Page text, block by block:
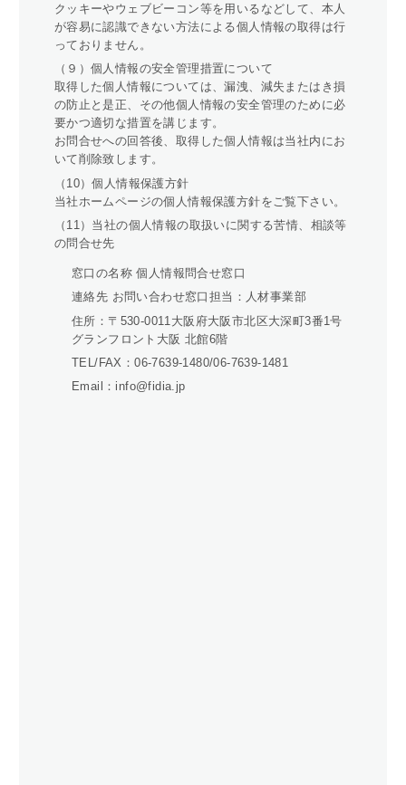
クッキーやウェブビーコン等を用いるなどして、本人
が容易に認識できない方法による個人情報の取得は行
っておりません。
（９）個人情報の安全管理措置について
取得した個人情報については、漏洩、減失またはき損
の防止と是正、その他個人情報の安全管理のために必
要かつ適切な措置を講じます。
お問合せへの回答後、取得した個人情報は当社内にお
いて削除致します。
（10）個人情報保護方針
当社ホームページの個人情報保護方針をご覧下さい。
（11）当社の個人情報の取扱いに関する苦情、相談等
の問合せ先
窓口の名称 個人情報問合せ窓口
連絡先 お問い合わせ窓口担当：人材事業部
住所： 〒530-0011大阪府大阪市北区大深町3番1号
グランフロント大阪 北館6階
TEL/FAX：06-7639-1480/06-7639-1481
Email：info@fidia.jp